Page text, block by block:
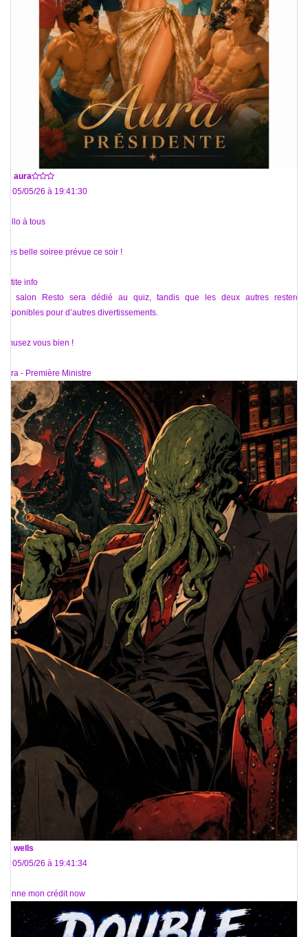
aura
Le 05/05/26 à 19:41:30
Hello à tous
Tres belle soiree prévue ce soir !
Petite info
Le salon Resto sera dédié au quiz, tandis que les deux autres resteront
disponibles pour d’autres divertissements.
Amusez vous bien !
Aura - Première Ministre
wells
Le 05/05/26 à 19:41:34
Donne mon crédit now